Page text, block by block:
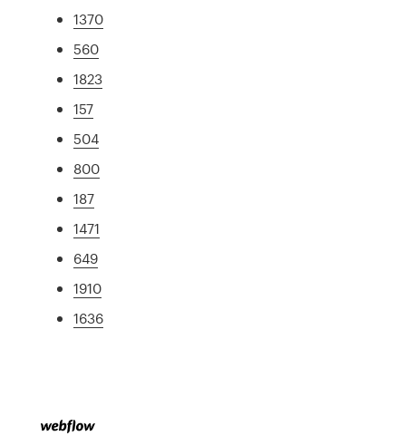
1370
560
1823
157
504
800
187
1471
649
1910
1636